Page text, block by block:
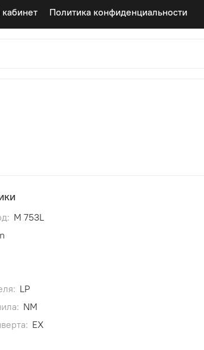
Политика конфиденциальности
M 753L
LP
NM
EX